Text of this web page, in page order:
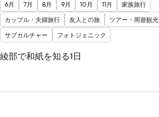
6月
7月 8月 9月 10月 11月
家族旅行
カップル・夫婦旅行
友人との旅
ツアー・周遊観光
サブカルチャー
フォトジェニック
綾部で和紙を知る1日